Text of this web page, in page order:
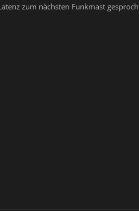
zum nächsten Funkmast